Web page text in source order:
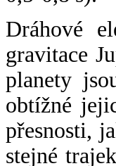
Dráhové
gravitace
planety
obtížné
přesnosti,
stejné